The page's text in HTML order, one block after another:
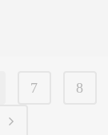
7 8